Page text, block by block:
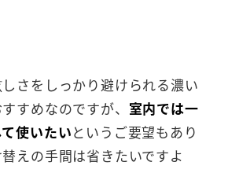
さをしっかり避けられる濃い
すめなのですが、 室内では一
使いたいというご要望もあり
えの手間は省きたいですよ